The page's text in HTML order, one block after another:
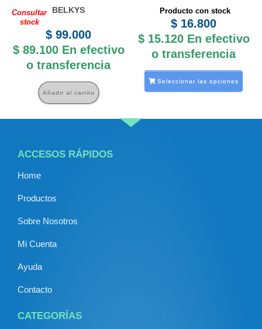
BELKYS
Consultar
stock
$ 99.000
$89.100 En efectivo
o transferencia
Añadir al carrito
Producto con stock
$ 16.800
$15.120 En efectivo
o transferencia
Seleccionar las opciones
ACCESOS RÁPIDOS
Home
Productos
Sobre Nosotros
Mi Cuenta
Ayuda
Contacto
CATEGORÍAS